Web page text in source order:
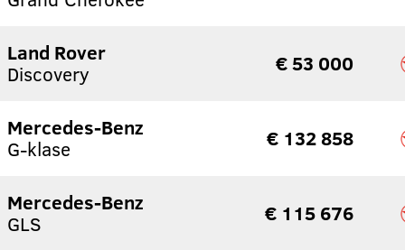
Land Rover
Discovery
€ 53 000
Mercedes-Benz
G-klase
€ 132 858
Mercedes-Benz
GLS
€ 115 676